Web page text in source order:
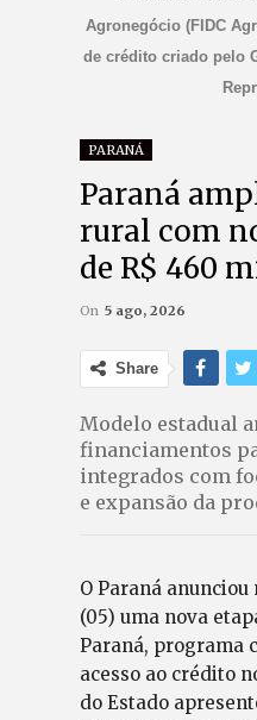
Agronegócio (FIDC
de crédito criado pelo
PARANÁ
Paraná
rural com
de R$ 460
On 5 ago, 2026
Share
Modelo estadual
financiamentos
integrados com
e expansão da
O Paraná
(05) uma nova
Paraná, programa
acesso ao crédito
do Estado